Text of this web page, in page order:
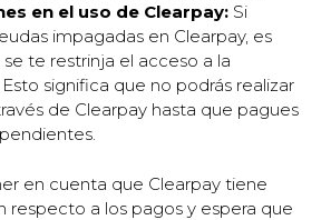
en el uso de Clearpay: Si
impagadas en Clearpay, es
te restrinja el acceso a la
significa que no podrás realizar
de Clearpay hasta que pagues
en cuenta que Clearpay tiene
respecto a los pagos y espera que